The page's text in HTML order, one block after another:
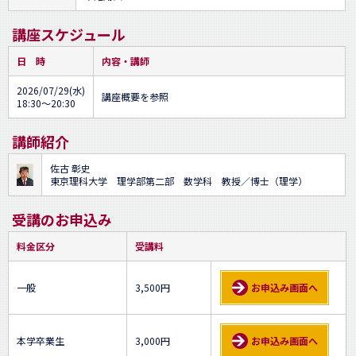
講座スケジュール
日 時 内容・講師
2026/07/29(水)
18:30～20:30
講座概要を参照
講師紹介
佐古 彰史
東京理科大学 理学部第二部 数学科 教授／博士（理学）
受講のお申込み
料金区分 受講料
一般 3,500円 お申込み画面へ
本学卒業生 3,000円 お申込み画面へ